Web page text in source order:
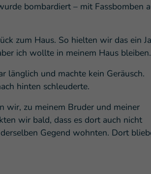
bombardiert – mit Fassbomben
zum Haus. So hielten wir das ein
ich wollte in meinem Haus bleiben.
länglich und machte kein Geräusch.
hinten schleuderte.
wir, zu meinem Bruder und meiner
wir bald, dass es dort auch nicht
Gegend wohnten. Dort